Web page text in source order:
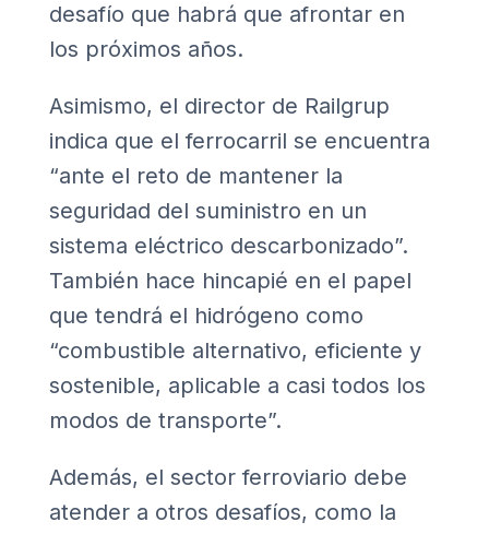
desafío que habrá que afrontar en
los próximos años.
Asimismo, el director de Railgrup
indica que el ferrocarril se encuentra
“ante el reto de mantener la
seguridad del suministro en un
sistema eléctrico descarbonizado”.
También hace hincapié en el papel
que tendrá el hidrógeno como
“combustible alternativo, eficiente y
sostenible, aplicable a casi todos los
modos de transporte”.
Además, el sector ferroviario debe
atender a otros desafíos, como la